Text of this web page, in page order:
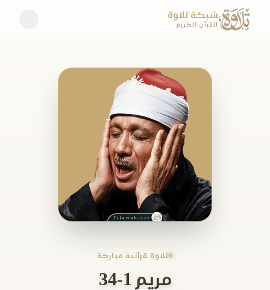
شبكة تلاوة
للقرآن الكريم
تلاوة قرآنية مباركة
مريم 1-34